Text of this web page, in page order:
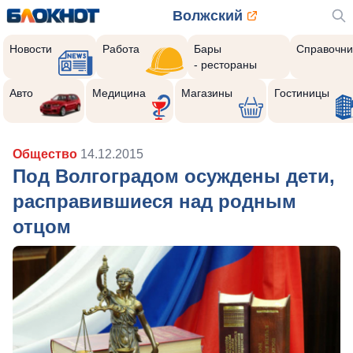
Волжский
Новости Работа
Бары
- рестораны
Авто Медицина Магазины Гостиницы
Общество 14.12.2015
Под Волгоградом осуждены дети,
расправившиеся над родным
отцом